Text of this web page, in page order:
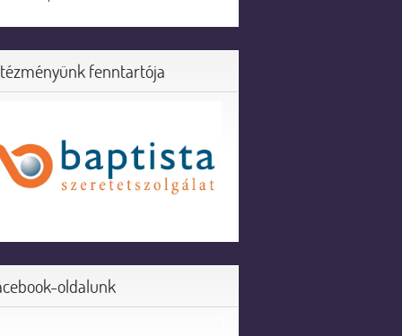
fenntartója
oldalunk